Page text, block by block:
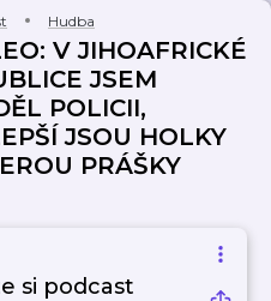
Hudba
V JIHOAFRICKÉ
JSEM
POLICII,
JSOU HOLKY
PRÁŠKY
si podcast